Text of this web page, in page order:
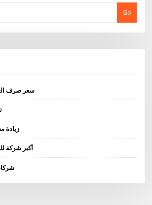
Go
سعر صرف
زيادة
أكبر شركة